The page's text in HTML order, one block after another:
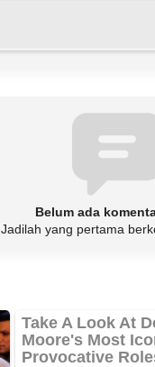
Belum ada
Jadilah yang pertama